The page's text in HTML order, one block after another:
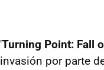
'Turning Point: Fall
invasión por parte